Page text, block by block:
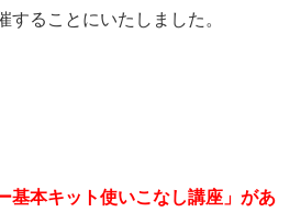
することにいたしました。
基本キット使いこなし講座」があ